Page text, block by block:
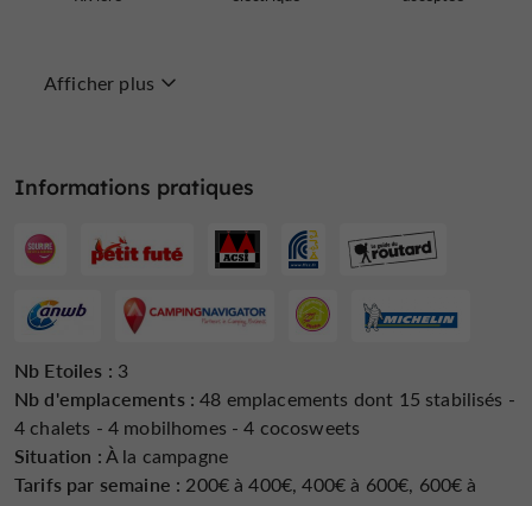
Jeux pour enfants Lave Linge
Afficher plus
Informations pratiques
Nb Etoiles : 3
Nb d'emplacements : 48 emplacements dont 15 stabilisés -
4 chalets - 4 mobilhomes - 4 cocosweets
Situation :À la campagne
Tarifs par semaine : 200€ à 400€, 400€ à 600€, 600€ à